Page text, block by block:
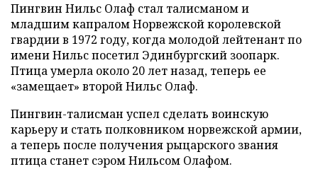
Пингвин Нильс Олаф стал талисманом и
младшим капралом Норвежской королевской
гвардии в 1972 году, когда молодой лейтенант по
имени Нильс посетил Эдинбургский зоопарк.
Птица умерла около 20 лет назад, теперь ее
«замещает» второй Нильс Олаф.
Пингвин-талисман успел сделать воинскую
карьеру и стать полковником норвежской армии,
а теперь после получения рыцарского звания
птица станет сэром Нильсом Олафом.